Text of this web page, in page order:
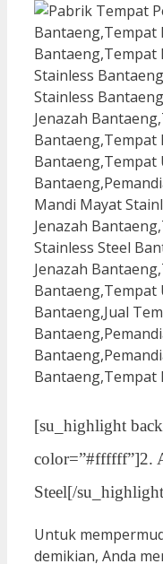
[su_highlight
color=”#ffffff”]2.
Steel[/
Untuk
demikian, Anda